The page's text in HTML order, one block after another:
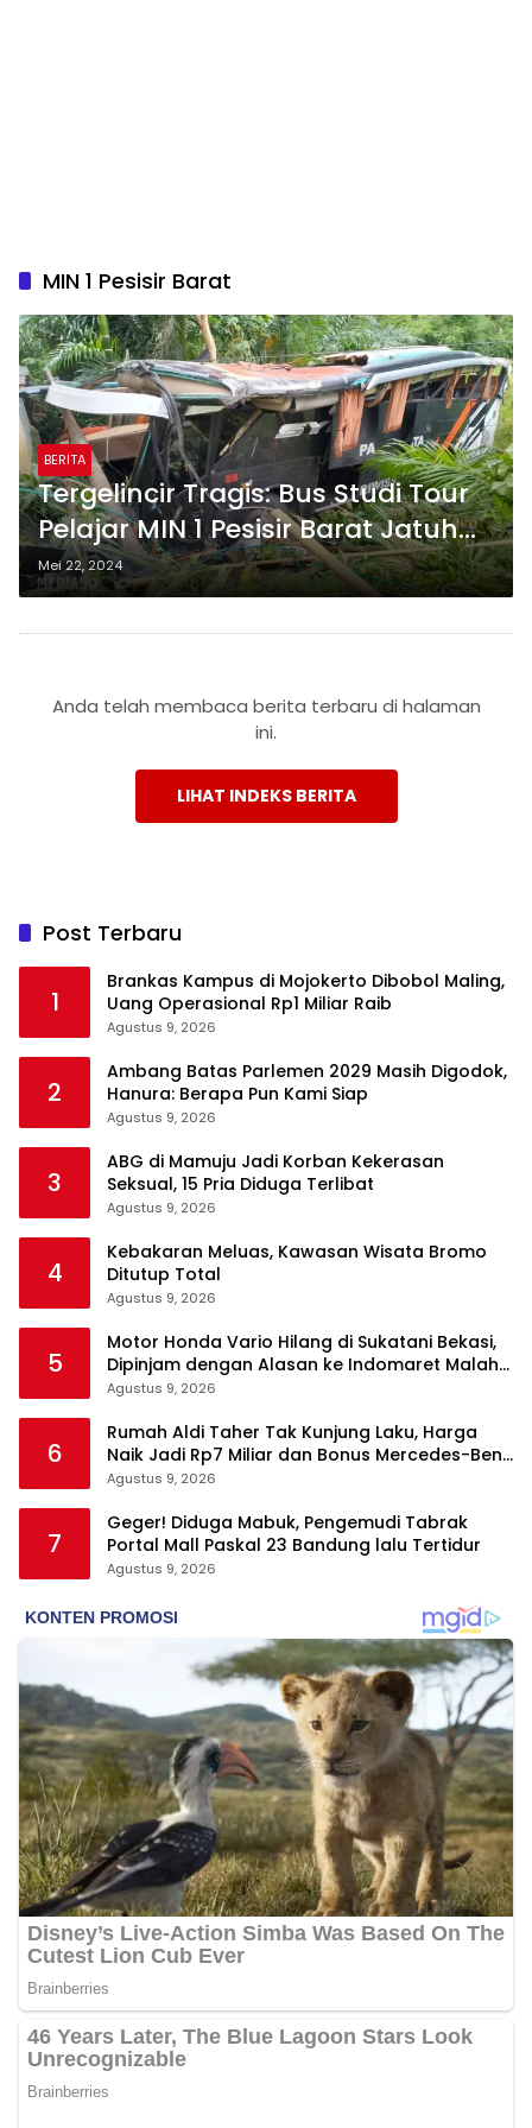
MIN 1 Pesisir Barat
BERITA
Tergelincir Tragis: Bus Studi Tour
Pelajar MIN 1 Pesisir Barat Jatuh
ke Jurang Sedayu Tanggamus
Mei 22, 2024
Anda telah membaca berita terbaru di halaman
ini.
LIHAT INDEKS BERITA
Post Terbaru
1
Brankas Kampus di Mojokerto Dibobol Maling,
Uang Operasional Rp1 Miliar Raib
Agustus 9, 2026
2
Ambang Batas Parlemen 2029 Masih Digodok,
Hanura: Berapa Pun Kami Siap
Agustus 9, 2026
3
ABG di Mamuju Jadi Korban Kekerasan
Seksual, 15 Pria Diduga Terlibat
Agustus 9, 2026
4
Kebakaran Meluas, Kawasan Wisata Bromo
Ditutup Total
Agustus 9, 2026
5
Motor Honda Vario Hilang di Sukatani Bekasi,
Dipinjam dengan Alasan ke Indomaret Malah
Tak Kembali
Agustus 9, 2026
6
Rumah Aldi Taher Tak Kunjung Laku, Harga
Naik Jadi Rp7 Miliar dan Bonus Mercedes-Benz
C200
Agustus 9, 2026
7
Geger! Diduga Mabuk, Pengemudi Tabrak
Portal Mall Paskal 23 Bandung lalu Tertidur
Agustus 9, 2026